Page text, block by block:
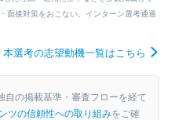
面接対策をおこない、インターン選考通過
本選考の志望動機一覧はこちら
の掲載基準・審査フローを経て
ツの信頼性への取り組みをご確